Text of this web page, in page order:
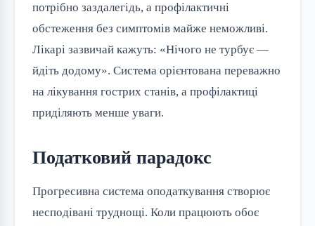
потрібно заздалегідь, а профілактичні
обстеження без симптомів майже неможливі.
Лікарі зазвичай кажуть: «Нічого не турбує —
йдіть додому». Система орієнтована переважно
на лікування гострих станів, а профілактиці
приділяють менше уваги.
Податковий парадокс
Прогресивна система оподаткування створює
несподівані труднощі. Коли працюють обоє